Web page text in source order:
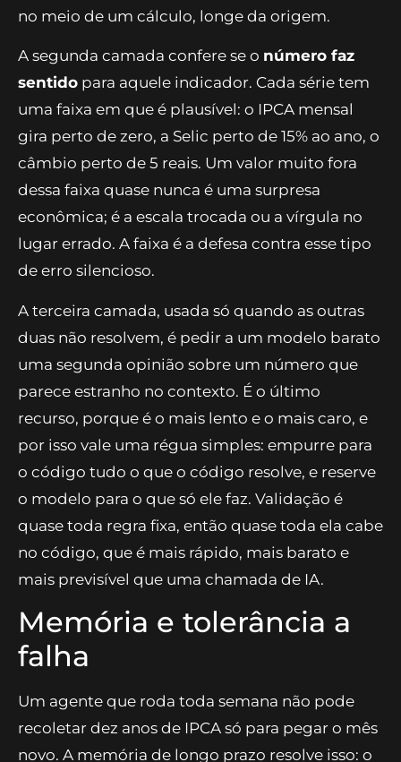
no meio de um cálculo, longe da origem.
A segunda camada confere se o número faz
sentido para aquele indicador. Cada série tem
uma faixa em que é plausível: o IPCA mensal
gira perto de zero, a Selic perto de 15% ao ano, o
câmbio perto de 5 reais. Um valor muito fora
dessa faixa quase nunca é uma surpresa
econômica; é a escala trocada ou a vírgula no
lugar errado. A faixa é a defesa contra esse tipo
de erro silencioso.
A terceira camada, usada só quando as outras
duas não resolvem, é pedir a um modelo barato
uma segunda opinião sobre um número que
parece estranho no contexto. É o último
recurso, porque é o mais lento e o mais caro, e
por isso vale uma régua simples: empurre para
o código tudo o que o código resolve, e reserve
o modelo para o que só ele faz. Validação é
quase toda regra fixa, então quase toda ela cabe
no código, que é mais rápido, mais barato e
mais previsível que uma chamada de IA.
Memória e tolerância a
falha
Um agente que roda toda semana não pode
recoletar dez anos de IPCA só para pegar o mês
novo. A memória de longo prazo resolve isso: o